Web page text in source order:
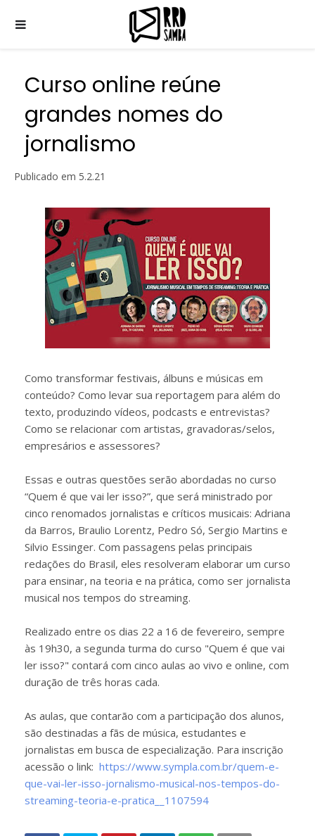
Curso online reúne
grandes nomes do
jornalismo
Publicado em 5.2.21
Como transformar festivais, álbuns e músicas em
conteúdo? Como levar sua reportagem para além do
texto, produzindo vídeos, podcasts e entrevistas?
Como se relacionar com artistas, gravadoras/selos,
empresários e assessores?
Essas e outras questões serão abordadas no curso
“Quem é que vai ler isso?”, que será ministrado por
cinco renomados jornalistas e críticos musicais: Adriana
da Barros, Braulio Lorentz, Pedro Só, Sergio Martins e
Silvio Essinger. Com passagens pelas principais
redações do Brasil, eles resolveram elaborar um curso
para ensinar, na teoria e na prática, como ser jornalista
musical nos tempos do streaming.
Realizado entre os dias 22 a 16 de fevereiro, sempre
às 19h30, a segunda turma do curso "Quem é que vai
ler isso?" contará com cinco aulas ao vivo e online, com
duração de três horas cada.
As aulas, que contarão com a participação dos alunos,
são destinadas a fãs de música, estudantes e
jornalistas em busca de especialização. Para inscrição
acessão o link: https://www.sympla.com.br/quem-e-
que-vai-ler-isso-jornalismo-musical-nos-tempos-do-
streaming-teoria-e-pratica__1107594